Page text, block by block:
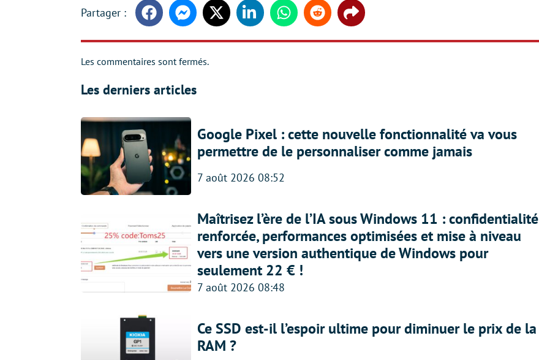
FacebookMessengerTwitter LinkedinWhatsappReddit Share
Les commentaires sont fermés.
Les derniers articles
Google Pixel : cette nouvelle fonctionnalité va vous
permettre de le personnaliser comme jamais
7 août 2026 08:52
Maîtrisez l’ère de l’IA sous Windows 11 : confidentialité
renforcée, performances optimisées et mise à niveau
vers une version authentique de Windows pour
seulement 22 € !
7 août 2026 08:48
Ce SSD est-il l’espoir ultime pour diminuer le prix de la
RAM ?